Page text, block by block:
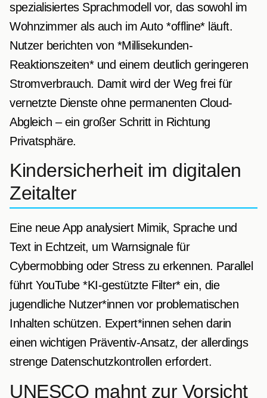
spezialisiertes Sprachmodell vor, das sowohl im
Wohnzimmer als auch im Auto *offline* läuft.
Nutzer berichten von *Millisekunden-
Reaktionszeiten* und einem deutlich geringeren
Stromverbrauch. Damit wird der Weg frei für
vernetzte Dienste ohne permanenten Cloud-
Abgleich – ein großer Schritt in Richtung
Privatsphäre.
Kindersicherheit im digitalen
Zeitalter
Eine neue App analysiert Mimik, Sprache und
Text in Echtzeit, um Warnsignale für
Cybermobbing oder Stress zu erkennen. Parallel
führt YouTube *KI-gestützte Filter* ein, die
jugendliche Nutzer*innen vor problematischen
Inhalten schützen. Expert*innen sehen darin
einen wichtigen Präventiv-Ansatz, der allerdings
strenge Datenschutzkontrollen erfordert.
UNESCO mahnt zur Vorsicht